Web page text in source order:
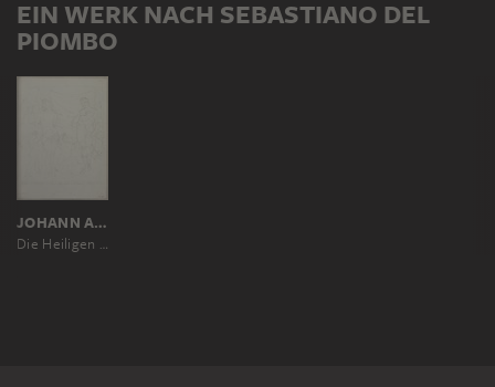
EIN WERK NACH SEBASTIANO DEL
PIOMBO
JOHANN ANTON RAMBOUX, NACH SEBASTIANO DEL PIOMBO
Die Heiligen Sebastian und Rochus, nach einem Gemälde von Sebastiano del Piombo in der Sakristei von Santa Maria Nuova (?)